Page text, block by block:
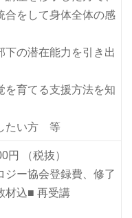
合をして身体全体の感
下の潜在能力を引き出
を育てる支援方法を知
たい方 等
（税抜）
ジー協会登録費、修了
材込■ 再受講